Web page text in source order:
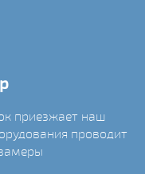
приезжает наш
проводит